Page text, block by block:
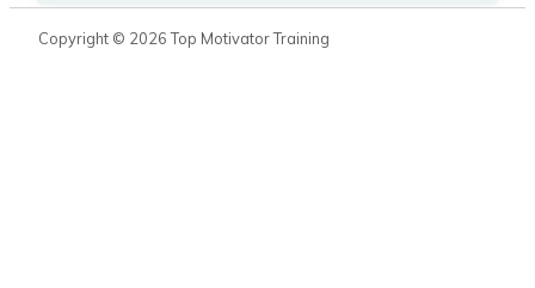
Copyright © 2026 Top Motivator Training